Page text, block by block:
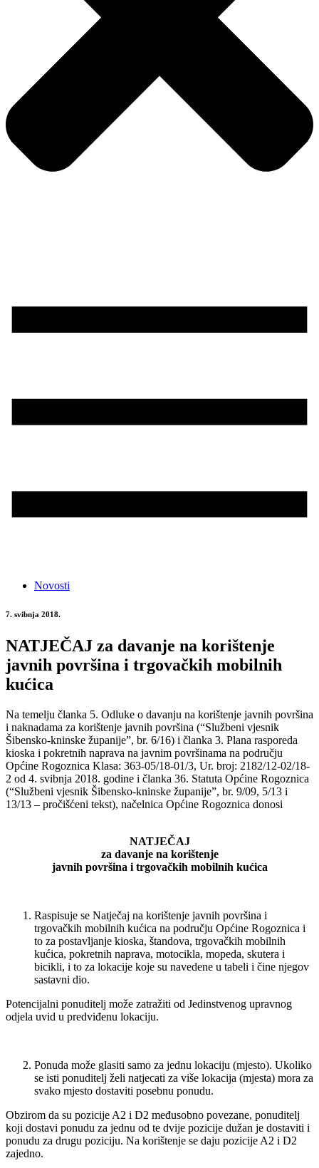
Novosti
7. svibnja 2018.
NATJEČAJ za davanje na korištenje
javnih površina i trgovačkih mobilnih
kućica
Na temelju članka 5. Odluke o davanju na korištenje javnih površina
i naknadama za korištenje javnih površina (“Službeni vjesnik
Šibensko-kninske županije”, br. 6/16) i članka 3. Plana rasporeda
kioska i pokretnih naprava na javnim površinama na području
Općine Rogoznica Klasa: 363-05/18-01/3, Ur. broj: 2182/12-02/18-
2 od 4. svibnja 2018. godine i članka 36. Statuta Općine Rogoznica
(“Službeni vjesnik Šibensko-kninske županije”, br. 9/09, 5/13 i
13/13 – pročišćeni tekst), načelnica Općine Rogoznica donosi
NATJEČAJ
za davanje na korištenje
javnih površina i trgovačkih mobilnih kućica
Raspisuje se Natječaj na korištenje javnih površina i
trgovačkih mobilnih kućica na području Općine Rogoznica i
to za postavljanje kioska, štandova, trgovačkih mobilnih
kućica, pokretnih naprava, motocikla, mopeda, skutera i
bicikli, i to za lokacije koje su navedene u tabeli i čine njegov
sastavni dio.
Potencijalni ponuditelj može zatražiti od Jedinstvenog upravnog
odjela uvid u predviđenu lokaciju.
Ponuda može glasiti samo za jednu lokaciju (mjesto). Ukoliko
se isti ponuditelj želi natjecati za više lokacija (mjesta) mora za
svako mjesto dostaviti posebnu ponudu.
Obzirom da su pozicije A2 i D2 međusobno povezane, ponuditelj
koji dostavi ponudu za jednu od te dvije pozicije dužan je dostaviti i
ponudu za drugu poziciju. Na korištenje se daju pozicije A2 i D2
zajedno.